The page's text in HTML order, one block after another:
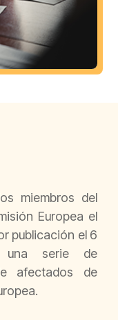
miembros del
Europea el
publicación el 6
serie de
afectados de